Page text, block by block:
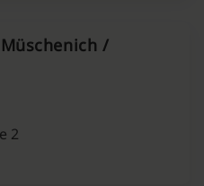
/
2